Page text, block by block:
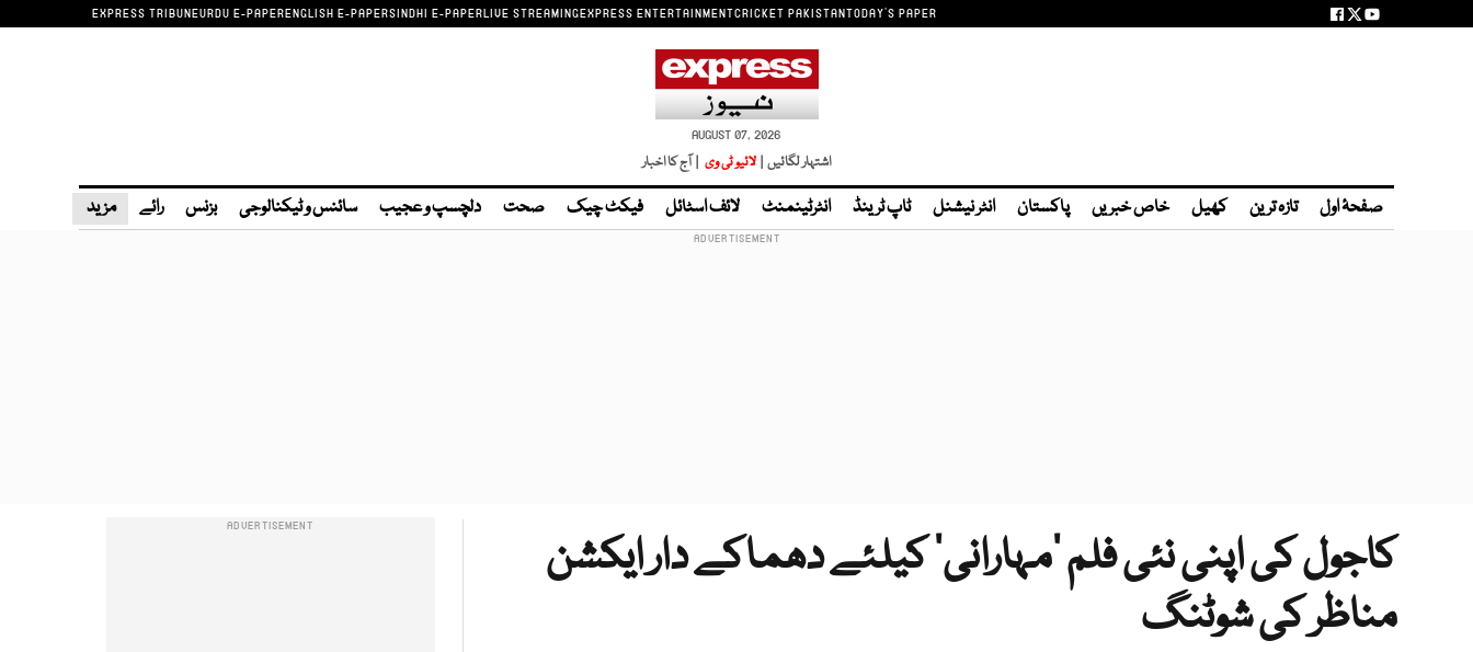
EXPRESS TRIBUNEURDU E-PAPERENGLISH E-PAPERSINDHI E-PAPERLIVE STREAMINGEXPRESS ENTERTAINMENTCRICKET PAKISTANTODAY'S PAPER
AUGUST 07, 2026
اشتہار لگائیں | لائیو ٹی وی | آج کا اخبار
صفحۂ اول تازہ ترین کھیل خاص خبریں پاکستان انٹر نیشنل ٹاپ ٹرینڈ انٹرٹینمنٹ لائف اسٹائل فیکٹ چیک صحت دلچسپ و عجیب سائنس و ٹیکنالوجی بزنس رائے مزید
کاجول کی اپنی نئی فلم ’مہارانی‘ کیلئے دھماکے دار ایکشن
مناظر کی شوٹنگ